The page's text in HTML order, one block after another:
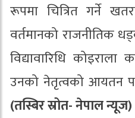
रूपमा चित्रित गर्ने
वर्तमानको राजनीतिक
विद्यावारिधि
उनको नेतृत्वको आयतन
(तस्बिर स्रोत- नेपाल न्यूज)